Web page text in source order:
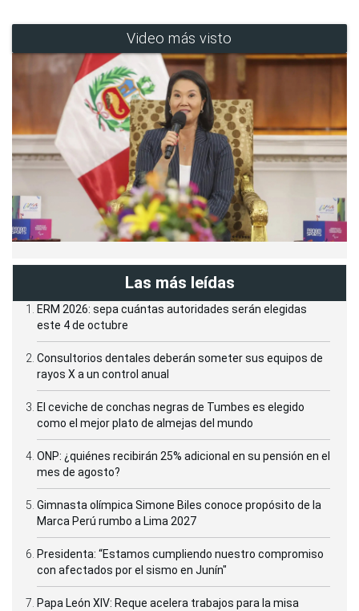
Video más visto
Las más leídas
ERM 2026: sepa cuántas autoridades serán elegidas
este 4 de octubre
Consultorios dentales deberán someter sus equipos de
rayos X a un control anual
El ceviche de conchas negras de Tumbes es elegido
como el mejor plato de almejas del mundo
ONP: ¿quiénes recibirán 25% adicional en su pensión en el
mes de agosto?
Gimnasta olímpica Simone Biles conoce propósito de la
Marca Perú rumbo a Lima 2027
Presidenta: “Estamos cumpliendo nuestro compromiso
con afectados por el sismo en Junín"
Papa León XIV: Reque acelera trabajos para la misa